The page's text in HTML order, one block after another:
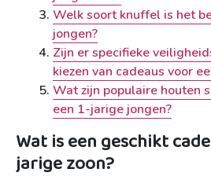
Welk soort knuffel is het
jongen?
Zijn er specifieke
kiezen van cadeaus voor
Wat zijn populaire houten
een 1-jarige jongen?
Wat is een geschikt
jarige zoon?